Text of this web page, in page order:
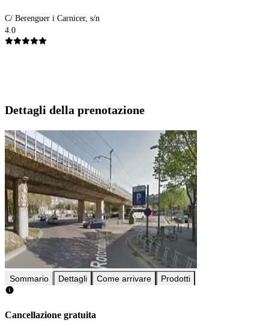
C/ Berenguer i Carnicer, s/n
4.0
Dettagli della prenotazione
Sommario Dettagli Come arrivare Prodotti
Cancellazione gratuita